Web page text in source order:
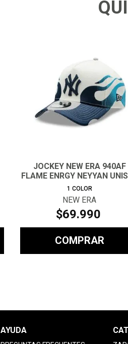
JOCKEY NEW ERA 940AF
FLAME ENRGY NEYYAN
1 COLOR
NEW ERA
$69.990
COMPRAR
AYUDA